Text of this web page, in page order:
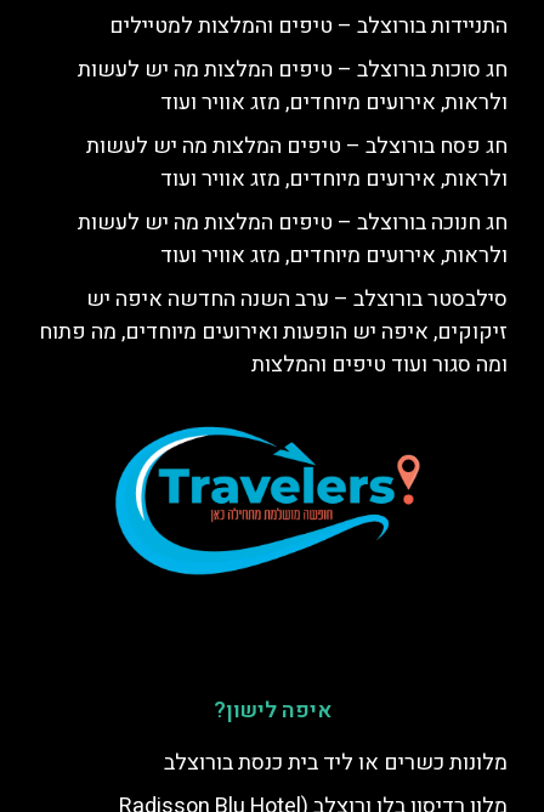
התניידות בורוצלב – טיפים והמלצות למטיילים
חג סוכות בורוצלב – טיפים המלצות מה יש לעשות
ולראות, אירועים מיוחדים, מזג אוויר ועוד
חג פסח בורוצלב – טיפים המלצות מה יש לעשות
ולראות, אירועים מיוחדים, מזג אוויר ועוד
חג חנוכה בורוצלב – טיפים המלצות מה יש לעשות
ולראות, אירועים מיוחדים, מזג אוויר ועוד
סילבסטר בורוצלב – ערב השנה החדשה איפה יש
זיקוקים, איפה יש הופעות ואירועים מיוחדים, מה פתוח
ומה סגור ועוד טיפים והמלצות
איפה לישון?
מלונות כשרים או ליד בית כנסת בורוצלב